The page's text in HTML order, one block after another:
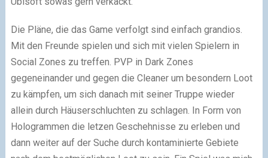
Die Pläne, die das Game verfolgt sind einfach grandios.
Mit den Freunde spielen und sich mit vielen Spielern in
Social Zones zu treffen. PVP in Dark Zones
gegeneinander und gegen die Cleaner um besondern Loot
zu kämpfen, um sich danach mit seiner Truppe wieder
allein durch Häuserschluchten zu schlagen. In Form von
Hologrammen die letzen Geschehnisse zu erleben und
dann weiter auf der Suche durch kontaminierte Gebiete